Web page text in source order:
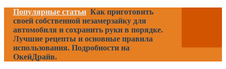
Популярные статьи Как приготовить
своей собственной незамерзайку для
автомобиля и сохранить руки в порядке.
Лучшие рецепты и основные правила
использования. Подробности на
ОкейДрайв.